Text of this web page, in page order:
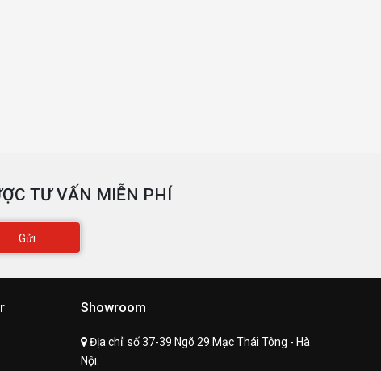
TƯ VẤN MIỄN PHÍ
Gửi
Showroom
Địa chỉ: số 37-39 Ngõ 29 Mạc Thái Tông - Hà
Nội.